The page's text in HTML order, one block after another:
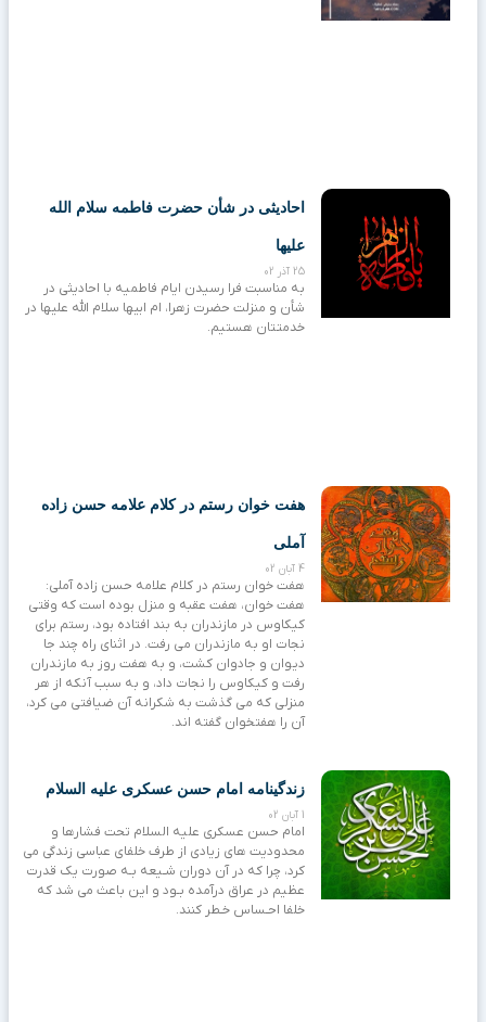
احادیثی در شأن حضرت فاطمه سلام الله
علیها
25 آذر 02
به مناسبت فرا رسیدن ایام فاطمیه با احادیثی در
شأن و منزلت حضرت زهرا، ام ابیها سلام الله علیها در
خدمتتان هستیم.
هفت خوان رستم در کلام علامه حسن زاده
آملی
4 آبان 02
هفت خوان رستم در کلام علامه حسن زاده آملی:
هفت خوان، هفت عقبه و منزل بوده است که وقتى
کیکاوس در مازندران به بند افتاده بود، رستم براى
نجات او به مازندران مى رفت. در اثناى راه چند جا
دیوان و جادوان کشت، و به هفت روز به مازندران
رفت و کیکاوس را نجات داد، و به سبب آنکه از هر
منزلى که مى گذشت به شکرانه آن ضیافتى مى کرد،
آن را هفتخوان گفته اند.
زندگینامه امام حسن عسکری علیه السلام
1 آبان 02
امام حسن عسکری علیه السلام تحت فشارها و
محدودیت های زیادی از طرف خلفای عباسی زندگی می
کرد، چرا که در آن دوران شـیعه بـه صورت یک قدرت
عظیم در عراق درآمده بـود و این باعث می شد که
خلفا احـساس خـطر کنند.